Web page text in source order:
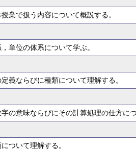
業で扱う内容について概説する。
単位の体系について学ぶ。
義ならびに種類について理解する。
の意味ならびにその計算処理の仕方に
ついて理解する。